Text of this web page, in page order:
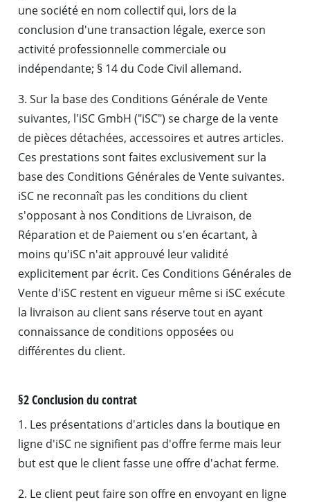
une société en nom collectif qui, lors de la
conclusion d'une transaction légale, exerce son
activité professionnelle commerciale ou
indépendante; § 14 du Code Civil allemand.
3. Sur la base des Conditions Générale de Vente
suivantes, l'iSC GmbH ("iSC") se charge de la vente
de pièces détachées, accessoires et autres articles.
Ces prestations sont faites exclusivement sur la
base des Conditions Générales de Vente suivantes.
iSC ne reconnaît pas les conditions du client
s'opposant à nos Conditions de Livraison, de
Réparation et de Paiement ou s'en écartant, à
moins qu'iSC n'ait approuvé leur validité
explicitement par écrit. Ces Conditions Générales de
Vente d'iSC restent en vigueur même si iSC exécute
la livraison au client sans réserve tout en ayant
connaissance de conditions opposées ou
différentes du client.
§2 Conclusion du contrat
1. Les présentations d'articles dans la boutique en
ligne d'iSC ne signifient pas d'offre ferme mais leur
but est que le client fasse une offre d'achat ferme.
2. Le client peut faire son offre en envoyant en ligne